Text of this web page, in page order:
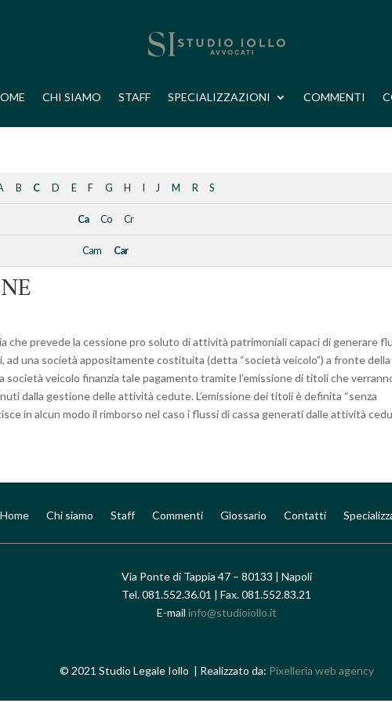
CHI SIAMO STAFF SPECIALIZZAZIONI COMMENTI
B C D E F G H J M R S
Ca Co Cr
Cam Car
che prevede la cessione pro soluto di attività patrimoniali capaci di generare
ad una società appositamente costituita (detta “società veicolo”) a fronte della
società veicolo finanzia tale pagamento tramite l’emissione di titoli che
dalla gestione delle attività cedute. L’emissione dei titoli è definita “senza
in alcun modo il rimborso nel caso i flussi di cassa generati dalle attività
Home Chi siamo Staff Commenti Glossario Contatti
Via Ponte di Tappia 47 – 80133 | Napoli
Tel. 081.552.36.01 | Fax. 081.552.83.21
E-mail info@studioiollo.it
© 2021 Studio Legale Iollo | Realizzato da: Pixelleria web agency